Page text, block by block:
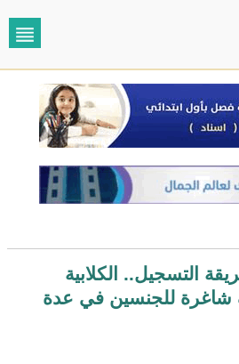
التسجيل.. الكلابية
شاغرة للجنسين في عدة